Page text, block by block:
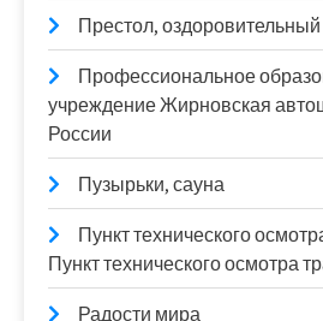
Престол,
Профессиональное
учреждение Жирновская
России
Пузырьки, сауна
Пункт технического
Пункт технического осмотра
Радости мира